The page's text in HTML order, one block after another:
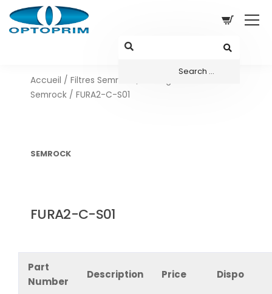
Accueil / Filtres Semrock
Semrock / FURA2-C-S01
SEMROCK
FURA2-C-S01
Part
Number
Description Price Dispo